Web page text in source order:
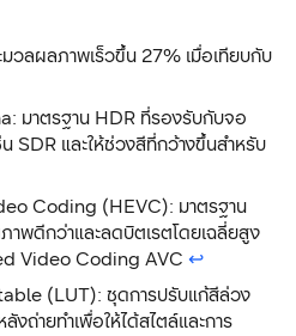
วลผลภาพเร็วขึ้น 27% เมื่อเทียบกับ
มาตรฐาน HDR ที่รองรับกับจอ
SDR และให้ช่วงสีที่กว้างขึ้นสำหรับ
Coding (HEVC): มาตรฐาน
พดีกว่าและลดบิตเรตโดยเฉลี่ยสูง
Video Coding AVC ↩︎
(LUT): ชุดการปรับแก้สีล่วง
งถ่ายทำเพื่อให้ได้สไตล์และการ